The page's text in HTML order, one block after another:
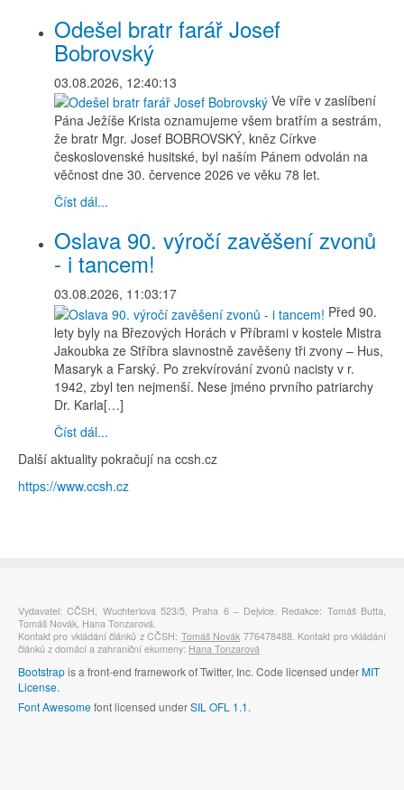
Odešel bratr farář Josef
Bobrovský
03.08.2026, 12:40:13
Ve víře v zaslíbení
Pána Ježíše Krista oznamujeme všem bratřím a sestrám,
že bratr Mgr. Josef BOBROVSKÝ, kněz Církve
československé husitské, byl naším Pánem odvolán na
věčnost dne 30. července 2026 ve věku 78 let.
Číst dál...
Oslava 90. výročí zavěšení zvonů
- i tancem!
03.08.2026, 11:03:17
Před 90.
lety byly na Březových Horách v Příbrami v kostele Mistra
Jakoubka ze Stříbra slavnostně zavěšeny tři zvony – Hus,
Masaryk a Farský. Po zrekvírování zvonů nacisty v r.
1942, zbyl ten nejmenší. Nese jméno prvního patriarchy
Dr. Karla[…]
Číst dál...
Další aktuality pokračují na ccsh.cz
https://www.ccsh.cz
Vydavatel: CČSH, Wuchterlova 523/5, Praha 6 – Dejvice. Redakce: Tomáš Butta,
Tomáš Novák, Hana Tonzarová.
Kontakt pro vkládání článků z CČSH: Tomáš Novák 776478488. Kontakt pro vkládání
článků z domácí a zahraniční ekumeny: Hana Tonzarová
Bootstrapis a front-end framework of Twitter, Inc. Code licensed underMIT
License.
Font Awesomefont licensed underSIL OFL 1.1.